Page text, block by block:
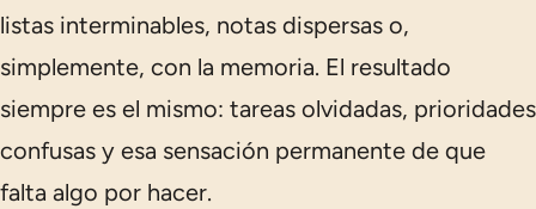
listas interminables, notas dispersas o,
simplemente, con la memoria. El resultado
siempre es el mismo: tareas olvidadas, prioridades
confusas y esa sensación permanente de que
falta algo por hacer.